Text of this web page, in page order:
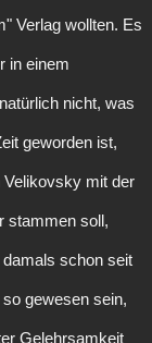
Verlag wollten. Es
in einem
nicht, was
geworden ist,
Velikovsky mit der
stammen soll,
schon seit
gewesen sein,
Gelehrsamkeit